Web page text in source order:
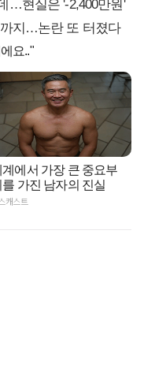
…현실은 '-2,400만원'
지…논란 또 터졌다
요.."
계에서 가장 큰 중요부
를 가진 남자의 진실
캐스트